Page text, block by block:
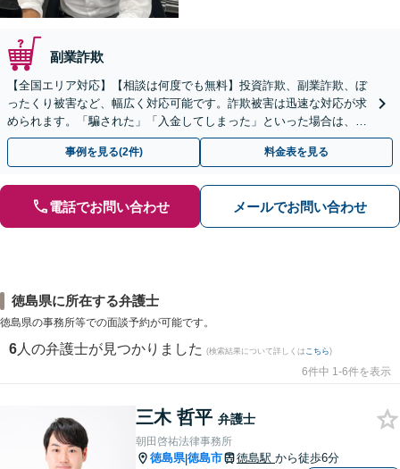
副業詐欺
【全国エリア対応】【相談は何度でも無料】投資詐欺、副業詐欺、ぼ
ったくり被害など、幅広く対応可能です。詐欺被害は迅速な対応が求
められます。「騙された」「入金してしまった」といった場合は、お
早めにご相談ください。【電話・メール・WEB相談可】
事例を見る(2件) 料金表を見る
電話でお問い合わせ メールでお問い合わせ
徳島県に所在する弁護士
徳島県の事務所等での面談予約が可能です。
6 人の弁護士が見つかりました (検索結果について詳しくは こちら)
6件中 1-6件を表示
三木 哲平 弁護士
朝田啓祐法律事務所
徳島県|徳島市 徳島駅 から徒歩6分